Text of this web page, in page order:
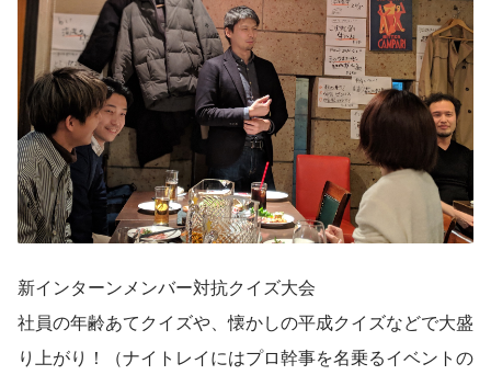
新インターンメンバー対抗クイズ大会
社員の年齢あてクイズや、懐かしの平成クイズなどで大盛
り上がり！（ナイトレイにはプロ幹事を名乗るイベントの